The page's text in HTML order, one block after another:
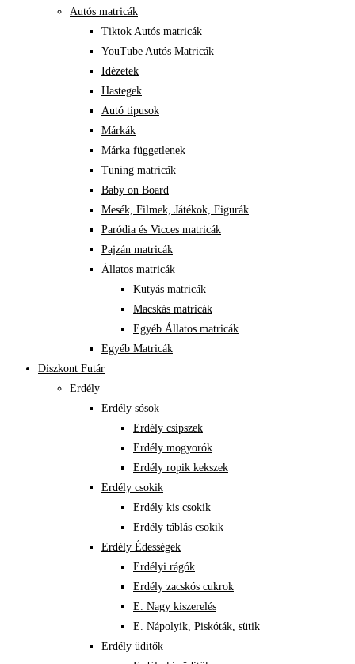
Autós matricák
Tiktok Autós matricák
YouTube Autós Matricák
Idézetek
Hastegek
Autó tipusok
Márkák
Márka függetlenek
Tuning matricák
Baby on Board
Mesék, Filmek, Játékok, Figurák
Paródia és Vicces matricák
Pajzán matricák
Állatos matricák
Kutyás matricák
Macskás matricák
Egyéb Állatos matricák
Egyéb Matricák
Diszkont Futár
Erdély
Erdély sósok
Erdély csipszek
Erdély mogyorók
Erdély ropik kekszek
Erdély csokik
Erdély kis csokik
Erdély táblás csokik
Erdély Édességek
Erdélyi rágók
Erdély zacskós cukrok
E. Nagy kiszerelés
E. Nápolyik, Piskóták, sütik
Erdély üditők